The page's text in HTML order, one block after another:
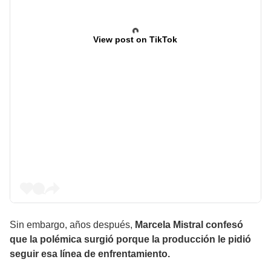
View post on TikTok
Sin embargo, años después, Marcela Mistral confesó
que la polémica surgió porque la producción le pidió
seguir esa línea de enfrentamiento.